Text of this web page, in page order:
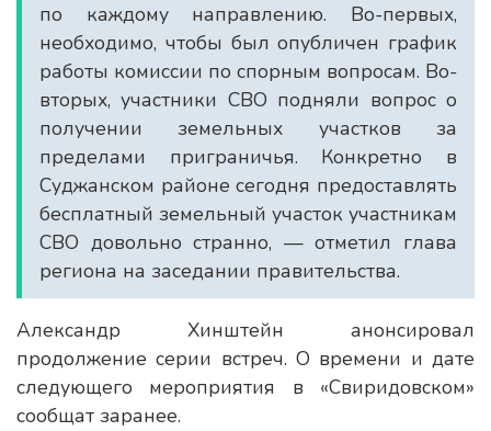
по каждому направлению. Во-первых,
необходимо, чтобы был опубличен график
работы комиссии по спорным вопросам. Во-
вторых, участники СВО подняли вопрос о
получении земельных участков за
пределами приграничья. Конкретно в
Суджанском районе сегодня предоставлять
бесплатный земельный участок участникам
СВО довольно странно, — отметил глава
региона на заседании правительства.
Александр Хинштейн анонсировал
продолжение серии встреч. О времени и дате
следующего мероприятия в «Свиридовском»
сообщат заранее.